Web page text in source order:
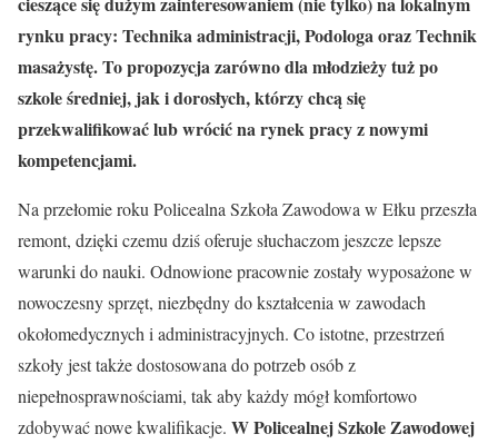
rynku pracy: Technika administracji, Podologa oraz Technik
masażystę. To propozycja zarówno dla młodzieży tuż po
szkole średniej, jak i dorosłych, którzy chcą się
przekwalifikować lub wrócić na rynek pracy z nowymi
kompetencjami.
Na przełomie roku Policealna Szkoła Zawodowa w Ełku przeszła
remont, dzięki czemu dziś oferuje słuchaczom jeszcze lepsze
warunki do nauki. Odnowione pracownie zostały wyposażone w
nowoczesny sprzęt, niezbędny do kształcenia w zawodach
okołomedycznych i administracyjnych. Co istotne, przestrzeń
szkoły jest także dostosowana do potrzeb osób z
niepełnosprawnościami, tak aby każdy mógł komfortowo
zdobywać nowe kwalifikacje. W Policealnej Szkole Zawodowej